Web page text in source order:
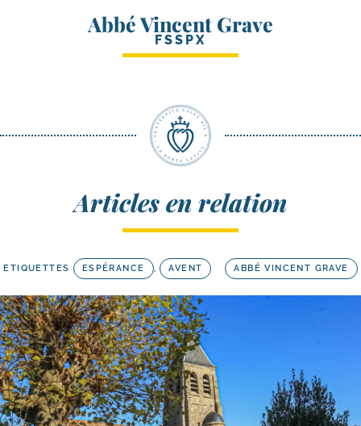
Abbé Vincent Grave
FSSPX
Articles en relation
ETIQUETTES ESPÉRANCE , AVENT ABBÉ VINCENT GRAVE